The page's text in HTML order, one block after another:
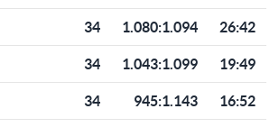
34 1.080:1.094 26:42
34 1.043:1.099 19:49
34 945:1.143 16:52